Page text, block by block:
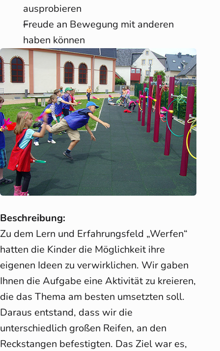
ausprobieren
Freude an Bewegung mit anderen
haben können
Beschreibung:
Zu dem Lern und Erfahrungsfeld „Werfen“
hatten die Kinder die Möglichkeit ihre
eigenen Ideen zu verwirklichen. Wir gaben
Ihnen die Aufgabe eine Aktivität zu kreieren,
die das Thema am besten umsetzten soll.
Daraus entstand, dass wir die
unterschiedlich großen Reifen, an den
Reckstangen befestigten. Das Ziel war es,